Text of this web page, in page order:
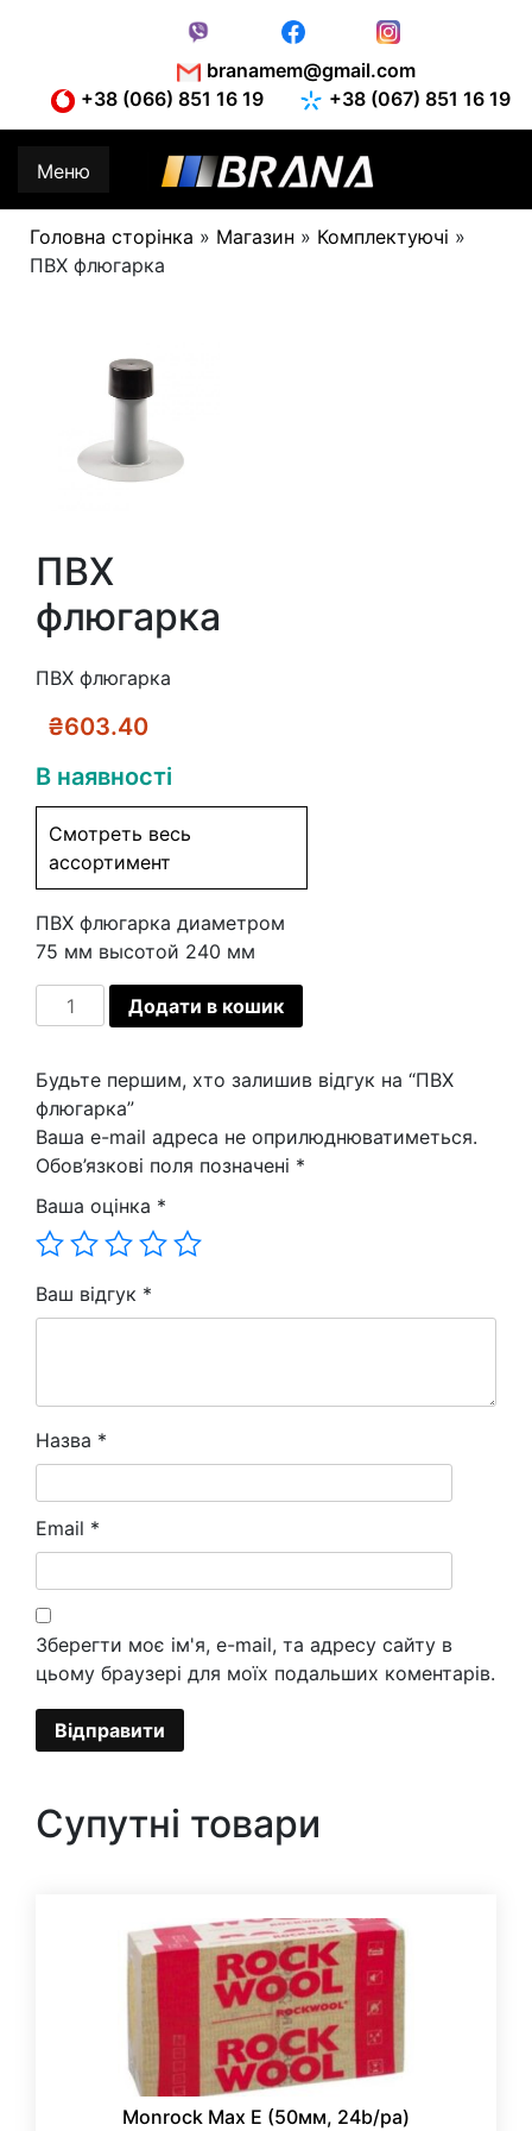
+38 (066) 851 16 19
+38 (067) 851 16 19
branamem@gmail.com
Меню
Головна сторінка » Магазин » Комплектуючі »
ПВХ флюгарка
ПВХ
флюгарка
ПВХ флюгарка
₴603.40
В наявності
Смотреть весь
ассортимент
ПВХ флюгарка диаметром
75 мм высотой 240 мм
ПВХ
флюгарка
Додати в кошик
Будьте першим, хто залишив відгук на “ПВХ
флюгарка”
Ваша e-mail адреса не оприлюднюватиметься.
Обов’язкові поля позначені *
Ваша оцінка *
Ваш відгук *
Назва *
Email *
Зберегти моє ім'я, e-mail, та адресу сайту в
цьому браузері для моїх подальших коментарів.
Супутні товари
Monrock Max E (50мм, 24b/pa)